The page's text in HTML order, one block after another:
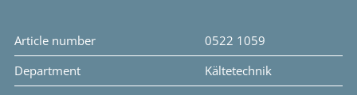
Article number
0522 1059
Department
Kältetechnik